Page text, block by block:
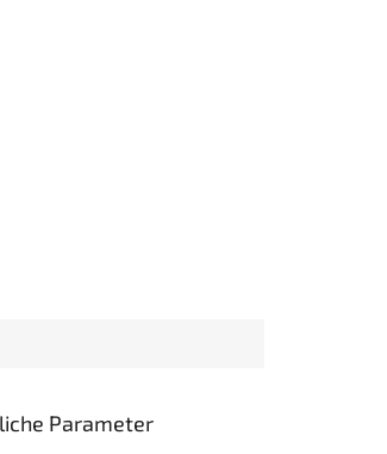
Parameter